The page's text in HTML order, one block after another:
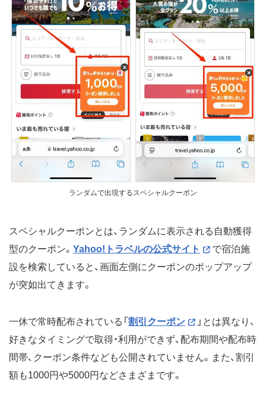
ランダムで出現するスペシャルクーポン
スペシャルクーポンとは、ランダムに表示される自動獲得
型のクーポン。 Yahoo!トラベルの公式サイト
で宿泊施
設を検索していると、画面左側にクーポンのポップアップ
が突如出てきます。
一休で常時配布されている「 割引クーポン
」とは異なり、
好きなタイミングで取得・利用ができず、配布期間や配布時
間帯、クーポン条件なども公開されていません。また、割引
額も1000円や5000円などさまざまです。